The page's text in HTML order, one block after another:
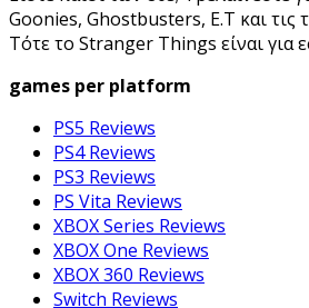
Goonies, Ghostbusters, E.T και τις
Τότε το Stranger Things είναι για
games per platform
PS5 Reviews
PS4 Reviews
PS3 Reviews
PS Vita Reviews
XBOX Series Reviews
XBOX One Reviews
XBOX 360 Reviews
Switch Reviews